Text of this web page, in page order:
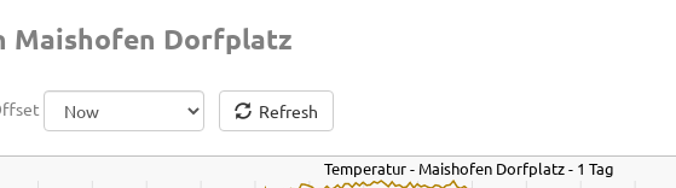
Maishofen Dorfplatz
Refresh
Temperatur - Maishofen Dorfplatz - 1 Tag